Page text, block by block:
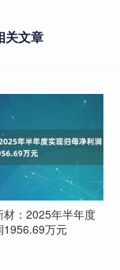
关文章
：2025年半年度
1956.69万元